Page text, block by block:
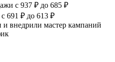
с 937 ₽ до 685 ₽
691 ₽ до 613 ₽
и внедрили мастер кампаний